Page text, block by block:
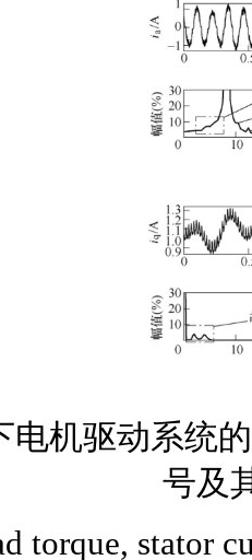
电机驱动系统
号及
torque, stator